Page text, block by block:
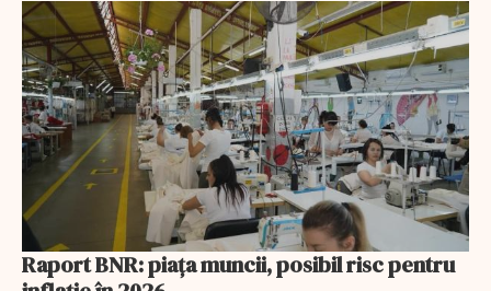
Raport BNR: piața muncii, posibil risc pentru